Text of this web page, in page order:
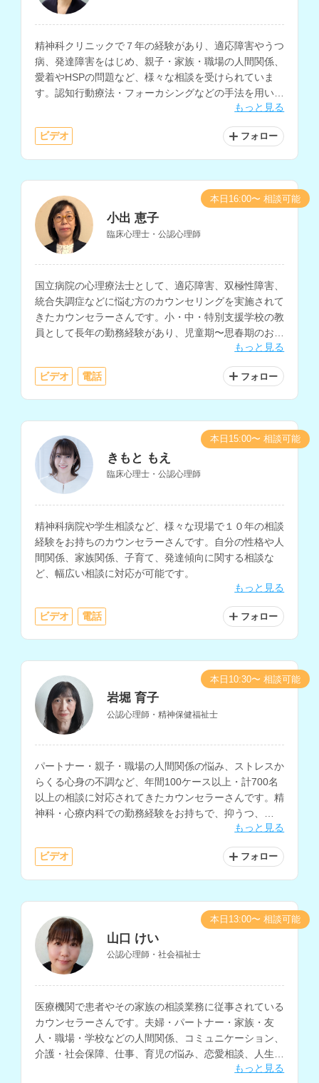
精神科クリニックで７年の経験があり、適応障害やうつ
病、発達障害をはじめ、親子・家族・職場の人間関係、
愛着やHSPの問題など、様々な相談を受けられていま
す。認知行動療法・フォーカシングなどの手法を用いて
自己理解を深めるサポートも行っておられます。もっと見る
ビデオ フォロー
小出 恵子
臨床心理士・公認心理師
国立病院の心理療法士として、適応障害、双極性障害、
統合失調症などに悩む方のカウンセリングを実施されて
きたカウンセラーさんです。小・中・特別支援学校の教
員として長年の勤務経験があり、児童期〜思春期のお子
さんや保護者の方、発達障害についてのお悩みも相談し
ていただけます。
もっと見る
ビデオ 電話 フォロー
本日16:00〜 相談可能
きもと もえ
臨床心理士・公認心理師
精神科病院や学生相談など、様々な現場で１０年の相談
経験をお持ちのカウンセラーさんです。自分の性格や人
間関係、家族関係、子育て、発達傾向に関する相談な
ど、幅広い相談に対応が可能です。
もっと見る
ビデオ 電話 フォロー
本日15:00〜 相談可能
岩堀 育子
公認心理師・精神保健福祉士
パートナー・親子・職場の人間関係の悩み、ストレスか
らくる心身の不調など、年間100ケース以上・計700名
以上の相談に対応されてきたカウンセラーさんです。精
神科・心療内科での勤務経験をお持ちで、抑うつ、
PTSDの相談も得意とされているほか、コーチングにも
もっと見る
ビデオ フォロー
本日10:30〜 相談可能
山口 けい
公認心理師・社会福祉士
医療機関で患者やその家族の相談業務に従事されている
カウンセラーさんです。夫婦・パートナー・家族・友
人・職場・学校などの人間関係、コミュニケーション、
介護・社会保障、仕事、育児の悩み、恋愛相談、人生相
談など、様々な相談内容に対応されています。もっと見る
本日13:00〜 相談可能